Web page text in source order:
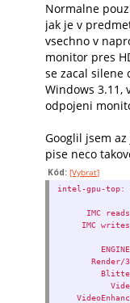
loaded:
screens: 1
Screen-1: 0 s-
Monitor-1:
model: Philips
Monitor-2:
dpi: 266
API: OpenGL
GT2) direct-
Normalne
jak je v
vsechno v
monitor pres
se zacal silene
Windows 3.11,
odpojeni
Googlil jsem
pise neco
Kód:[Vybrat]
intel-gpu-top:
IMC
IMC